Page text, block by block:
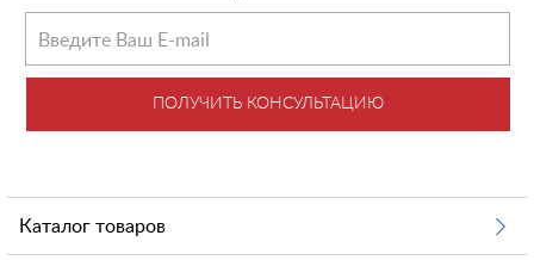
ПОЛУЧИТЬ КОНСУЛЬТАЦИЮ
Каталог товаров